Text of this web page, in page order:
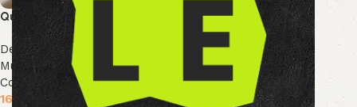
Quadro Texture 140×70
Decor & Accessori
Murale ,Collezione Bizzotto
Collezione Decor
169.99
€